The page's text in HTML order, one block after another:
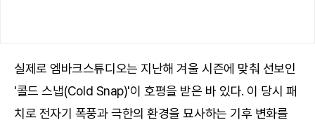
실제로 엠바크스튜디오는 지난해 겨울 시즌에 맞춰 선보인
'콜드 스냅(Cold Snap)'이 호평을 받은 바 있다. 이 당시 패
치로 전자기 폭풍과 극한의 환경을 묘사하는 기후 변화를